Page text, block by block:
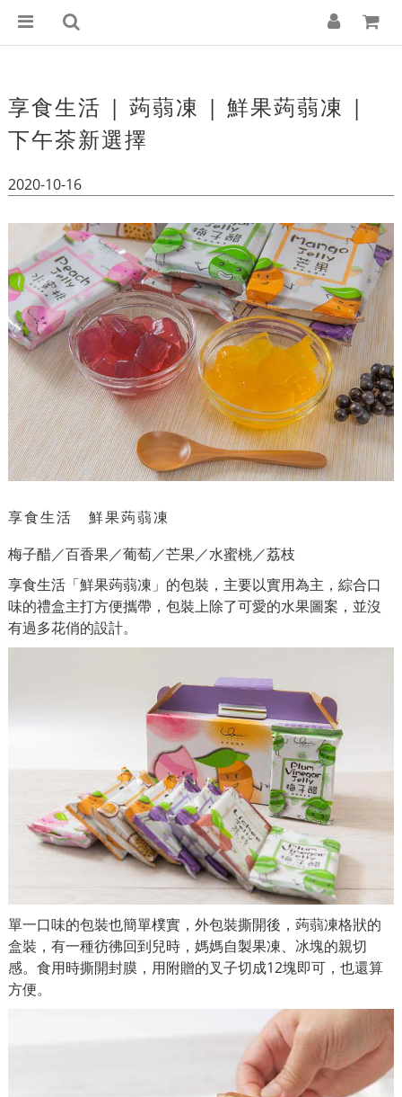
享食生活 | 蒟蒻凍 | 鮮果蒟蒻凍 |
下午茶新選擇
2020-10-16
享食生活 鮮果蒟蒻凍
梅子醋／百香果／葡萄／芒果／水蜜桃／荔枝
享食生活「鮮果蒟蒻凍」的包裝，主要以實用為主，綜合口
味的禮盒主打方便攜帶，包裝上除了可愛的水果圖案，並沒
有過多花俏的設計。
單一口味的包裝也簡單樸實，外包裝撕開後，蒟蒻凍格狀的
盒裝，有一種彷彿回到兒時，媽媽自製果凍、冰塊的親切
感。食用時撕開封膜，用附贈的叉子切成12塊即可，也還算
方便。